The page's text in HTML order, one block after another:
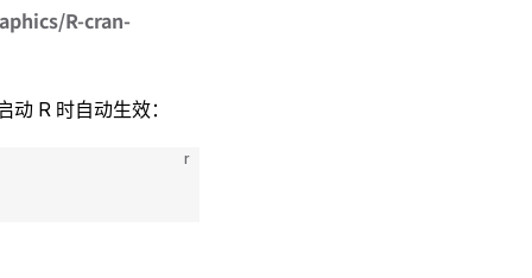
R-cran-
R 时自动生效：
r